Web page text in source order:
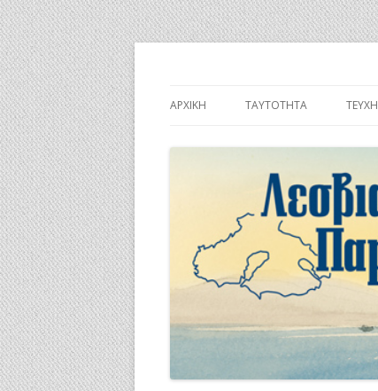
ΑΡΧΙΚΉ ΤΑΥΤΌΤΗΤΑ